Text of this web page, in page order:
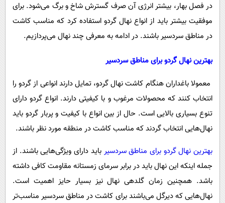
در فصل بهار، بیشتر انرژی آن صرف گسترش شاخ و برگ می‌شود. برای
موفقیت بیشتر باید از انواع نهال گردو استفاده کرد که مناسب کاشت
در مناطق سردسیر باشند. در ادامه به معرفی چند نهال می‌پردازیم.
بهترین نهال گردو برای مناطق سردسیر
معمولا باغداران هنگام کاشت نهال گردو، تمایل دارند انواعی از گردو را
انتخاب کنند که محصولات مرغوب و با کیفیتی دارند. انواع گردو دارای
تنوع بسیاری بالایی است. حال از بین انواع با کیفیت و پربار گردو باید
نهال‌هایی انتخاب گردند که مناسب کاشت در منطقه مورد نظر باشند.
بهترین نهال گردو برای مناطق سردسیر باید دارای ویژگی‌هایی باشند. از
جمله اینکه این نهال باید در برابر سرمای زمستانه مقاومت کافی داشته
باشد. همچنین زمان گلدهی نهال نیز بسیار حایز اهمیت است.
نهال‌هایی که دیرگل می‌باشند برای کاشت در مناطق سردسیر مناسب‌تر